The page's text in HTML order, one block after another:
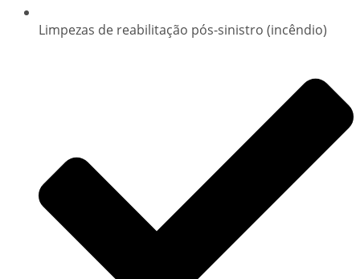
Limpezas de reabilitação pós-sinistro (incêndio)